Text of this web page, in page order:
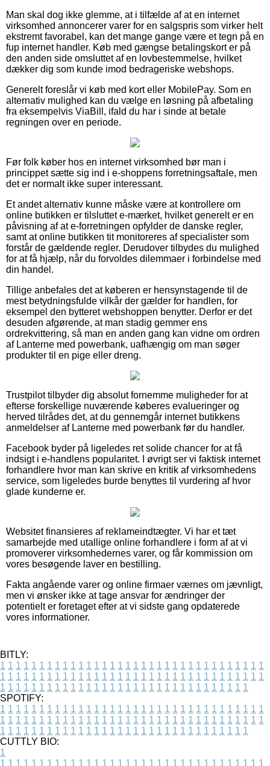
Man skal dog ikke glemme, at i tilfælde af at en internet
virksomhed annoncerer varer for en salgspris som virker helt
ekstremt favorabel, kan det mange gange være et tegn på en
fup internet handler. Køb med gængse betalingskort er på
den anden side omsluttet af en lovbestemmelse, hvilket
dækker dig som kunde imod bedrageriske webshops.
Generelt foreslår vi køb med kort eller MobilePay. Som en
alternativ mulighed kan du vælge en løsning på afbetaling
fra eksempelvis ViaBill, ifald du har i sinde at betale
regningen over en periode.
Før folk køber hos en internet virksomhed bør man i
princippet sætte sig ind i e-shoppens forretningsaftale, men
det er normalt ikke super interessant.
Et andet alternativ kunne måske være at kontrollere om
online butikken er tilsluttet e-mærket, hvilket generelt er en
påvisning af at e-forretningen opfylder de danske regler,
samt at online butikken tit monitoreres af specialister som
forstår de gældende regler. Derudover tilbydes du mulighed
for at få hjælp, når du forvoldes dilemmaer i forbindelse med
din handel.
Tillige anbefales det at køberen er hensynstagende til de
mest betydningsfulde vilkår der gælder for handlen, for
eksempel den bytteret webshoppen benytter. Derfor er det
desuden afgørende, at man stadig gemmer ens
ordrekvittering, så man en anden gang kan vidne om ordren
af Lanterne med powerbank, uafhængig om man søger
produkter til en pige eller dreng.
Trustpilot tilbyder dig absolut fornemme muligheder for at
efterse forskellige nuværende køberes evalueringer og
herved tilrådes det, at du gennemgår internet butikkens
anmeldelser af Lanterne med powerbank før du handler.
Facebook byder på ligeledes ret solide chancer for at få
indsigt i e-handlens popularitet. I øvrigt ser vi faktisk internet
forhandlere hvor man kan skrive en kritik af virksomhedens
service, som ligeledes burde benyttes til vurdering af hvor
glade kunderne er.
Websitet finansieres af reklameindtægter. Vi har et tæt
samarbejde med utallige online forhandlere i form af at vi
promoverer virksomhedernes varer, og får kommission om
vores besøgende laver en bestilling.
Fakta angående varer og online firmaer værnes om jævnligt,
men vi ønsker ikke at tage ansvar for ændringer der
potentielt er foretaget efter at vi sidste gang opdaterede
vores informationer.
BITLY:
1 1 1 1 1 1 1 1 1 1 1 1 1 1 1 1 1 1 1 1 1 1 1 1 1 1 1 1 1 1 1 1 1 1
1 1 1 1 1 1 1 1 1 1 1 1 1 1 1 1 1 1 1 1 1 1 1 1 1 1 1 1 1 1 1 1 1 1
1 1 1 1 1 1 1 1 1 1 1 1 1 1 1 1 1 1 1 1 1 1 1 1 1 1 1 1 1 1 1 1
SPOTIFY:
1 1 1 1 1 1 1 1 1 1 1 1 1 1 1 1 1 1 1 1 1 1 1 1 1 1 1 1 1 1 1 1 1 1
1 1 1 1 1 1 1 1 1 1 1 1 1 1 1 1 1 1 1 1 1 1 1 1 1 1 1 1 1 1 1 1 1 1
1 1 1 1 1 1 1 1 1 1 1 1 1 1 1 1 1 1 1 1 1 1 1 1 1 1 1 1 1 1 1 1
CUTTLY BIO:
1
1 1 1 1 1 1 1 1 1 1 1 1 1 1 1 1 1 1 1 1 1 1 1 1 1 1 1 1 1 1 1 1 1 1